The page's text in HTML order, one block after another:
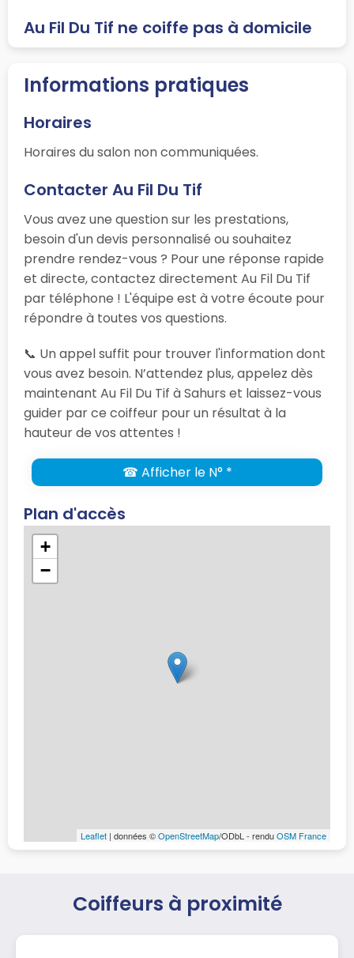
Au Fil Du Tif ne coiffe pas à domicile
Informations pratiques
Horaires
Horaires du salon non communiquées.
Contacter Au Fil Du Tif
Vous avez une question sur les prestations,
besoin d'un devis personnalisé ou souhaitez
prendre rendez-vous ? Pour une réponse rapide
et directe, contactez directement Au Fil Du Tif
par téléphone ! L'équipe est à votre écoute pour
répondre à toutes vos questions.
📞 Un appel suffit pour trouver l'information dont
vous avez besoin. N’attendez plus, appelez dès
maintenant Au Fil Du Tif à Sahurs et laissez-vous
guider par ce coiffeur pour un résultat à la
hauteur de vos attentes !
☎ Afficher le N° *
Plan d'accès
+
−
Leaflet | données ©OpenStreetMap/ODbL - renduOSM France
Coiffeurs à proximité